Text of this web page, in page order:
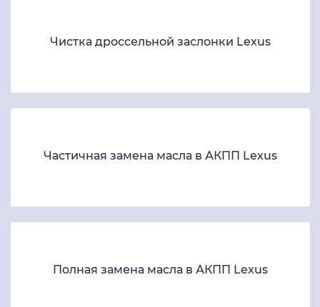
Чистка дроссельной заслонки Lexus
Частичная замена масла в АКПП Lexus
Полная замена масла в АКПП Lexus